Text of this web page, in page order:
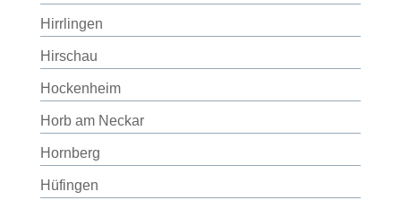
Hirrlingen
Hirschau
Hockenheim
Horb am Neckar
Hornberg
Hüfingen